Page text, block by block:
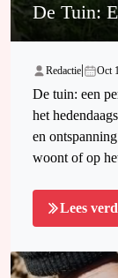
De Tuin:
Redactie| Oct
De tuin: een
het
en
woont of op
Lees